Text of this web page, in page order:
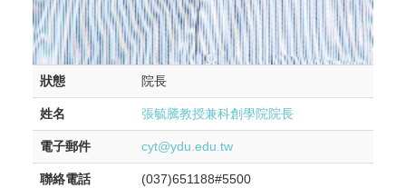
狀態 院長
姓名 張毓騰教授兼科創學院院長
電子郵件 cyt@ydu.edu.tw
聯絡電話 (037)651188#5500